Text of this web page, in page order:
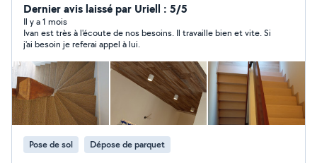
qualité à un prix abordable + assurance décennale .
Dernier avis laissé par Uriell : 5/5
Il y a 1 mois
Ivan est très à l'écoute de nos besoins. Il travaille bien et vite. Si
j'ai besoin je referai appel à lui.
Pose de sol Dépose de parquet